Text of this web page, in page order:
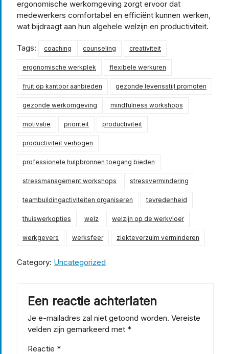
ergonomische werkomgeving zorgt ervoor dat
medewerkers comfortabel en efficiënt kunnen werken,
wat bijdraagt aan hun algehele welzijn en productiviteit.
Tags: coaching counseling creativiteit
ergonomische werkplek flexibele werkuren
fruit op kantoor aanbieden gezonde levensstijl promoten
gezonde werkomgeving mindfulness workshops
motivatie prioriteit productiviteit
productiviteit verhogen
professionele hulpbronnen toegang bieden
stressmanagement workshops stressvermindering
teambuildingactiviteiten organiseren tevredenheid
thuiswerkopties welz welzijn op de werkvloer
werkgevers werksfeer ziekteverzuim verminderen
Category: Uncategorized
Een reactie achterlaten
Je e-mailadres zal niet getoond worden. Vereiste
velden zijn gemarkeerd met *
Reactie *